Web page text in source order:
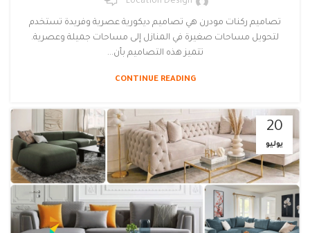
تصاميم ركنات مودرن هي تصاميم ديكورية عصرية وفريدة تستخدم
لتحويل مساحات صغيرة في المنازل إلى مساحات جميلة وعصرية.
تتميز هذه التصاميم بأن...
CONTINUE READING
20
يوليو